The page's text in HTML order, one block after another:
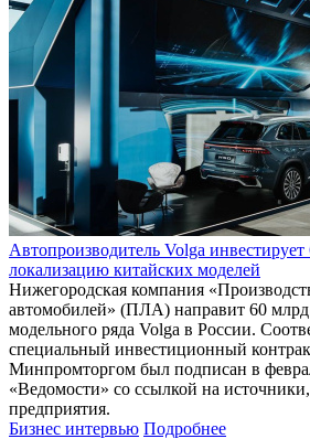
Автопроизводитель Volga
локализацию китайских моделей
Нижегородская компания
автомобилей» (ПЛА) направит 60
модельного ряда Volga в России.
специальный инвестиционный
Минпромторгом был подписан в
«Ведомости» со ссылкой на
предприятия.
Бизнес интервью Подробнее